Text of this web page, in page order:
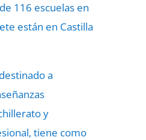
116 escuelas en
están en Castilla
a
y
tiene como